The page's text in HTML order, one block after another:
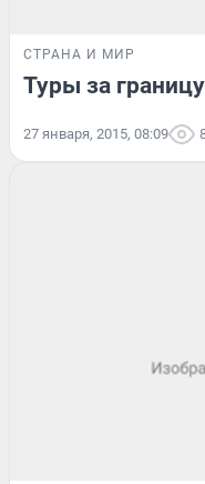
СТРАНА И МИР
Туры за
27 января, 2015, 08:09